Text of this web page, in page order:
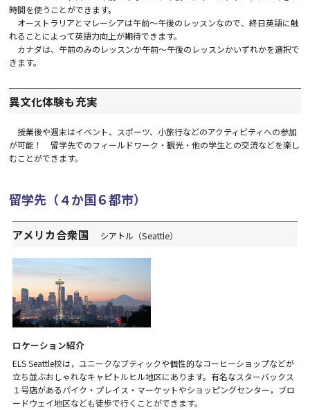
時間を使うことができます。
オーストラリアとマレーシアは午前～午後のレッスンなので、終日英語に触
れることによって英語力向上が期待できます。
カナダは、午前のみのレッスンか午前～午後のレッスンかいずれかを選択で
きます。
異文化体験も充実
授業後や週末はイベント、スポーツ、小旅行などのアクティビティへの参加
が可能！ 留学先でのフィールドワーク・観光・他の学生との交流などを楽し
むことができます。
留学先（４か国６都市）
アメリカ合衆国 シアトル（Seattle）
ロケーション紹介
ELS Seattle校は，ユニークなブティックや個性的なコーヒーショップなどが
立ち並ぶおしゃれなキャピトルヒル地区にあります。有名なスターバックス
１号店があるパイク・プレイス・マーケットやショッピングセンター，ブロ
ードウェイ地区なども徒歩で行くことができます。